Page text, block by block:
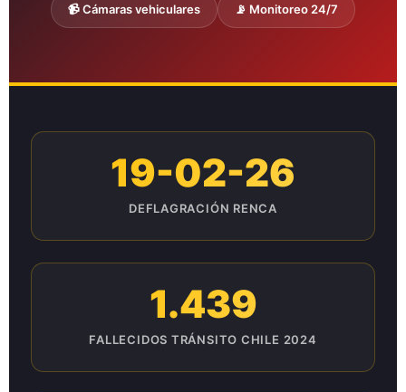
📹 Cámaras vehiculares 📡 Monitoreo 24/7
19-02-26
DEFLAGRACIÓN RENCA
1.439
FALLECIDOS TRÁNSITO CHILE 2024